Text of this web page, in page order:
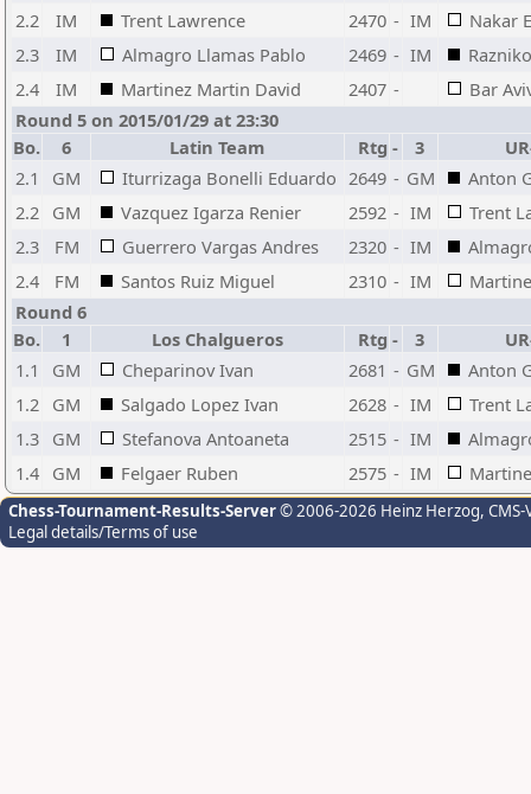
2.2
IM Trent Lawrence 2470 - IM
Nakar
2.3
IM Almagro Llamas Pablo 2469 - IM
2.4
IM Martinez Martin David 2407 -
Bar
Round 5 on 2015/01/29 at 23:30
Bo.
6 Latin Team Rtg - 3
2.1
GM Iturrizaga Bonelli Eduardo 2649 - GM
Anton
2.2 GM Vazquez Igarza Renier 2592 - IM
Trent
2.3
FM Guerrero Vargas Andres 2320 - IM
2.4
FM Santos Ruiz Miguel 2310 - IM
Round 6
Bo.
1 Los Chalgueros Rtg - 3
1.1
GM Cheparinov Ivan 2681 - GM
Anton
1.2 GM Salgado Lopez Ivan 2628 - IM
Trent
1.3 GM Stefanova Antoaneta 2515 - IM
1.4 GM Felgaer Ruben 2575 - IM
Chess-Tournament-Results-Server© 2006-2026 Heinz Herzog,
Legal details/Terms of use